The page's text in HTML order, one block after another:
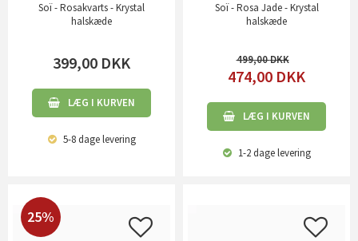
Soï - Rosakvarts - Krystal
halskæde
399,00 DKK
LÆG I KURVEN
5-8 dagelevering
Soï - Rosa Jade - Krystal
halskæde
499,00
474,00 DKK
LÆG I KURVEN
1-2 dagelevering
25%